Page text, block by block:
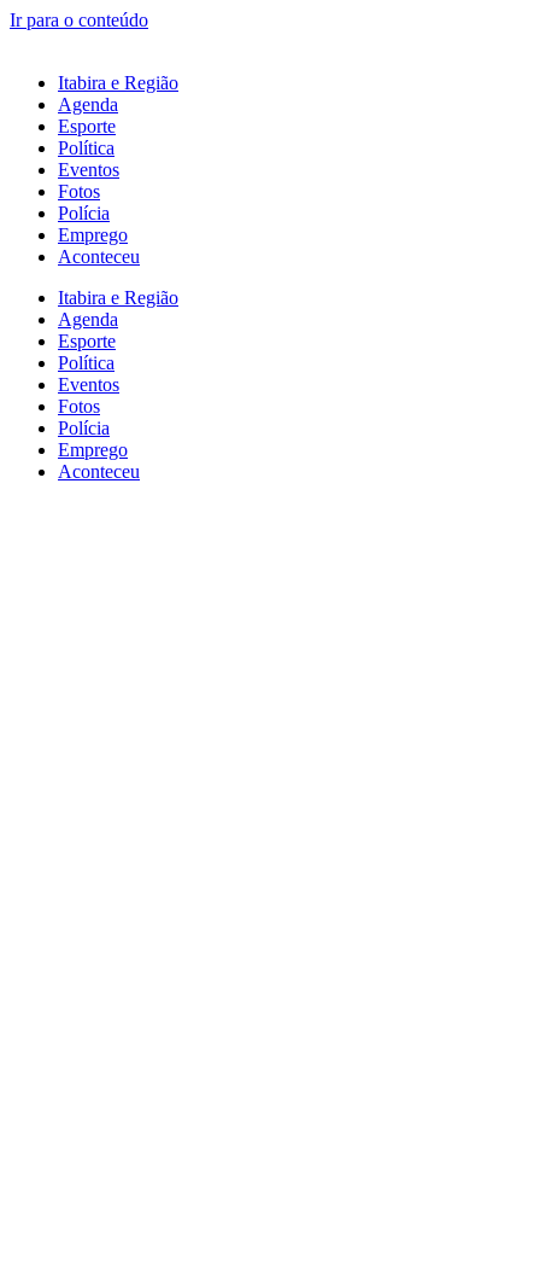
Ir para o conteúdo
Itabira e Região
Agenda
Esporte
Política
Eventos
Fotos
Polícia
Emprego
Aconteceu
Itabira e Região
Agenda
Esporte
Política
Eventos
Fotos
Polícia
Emprego
Aconteceu